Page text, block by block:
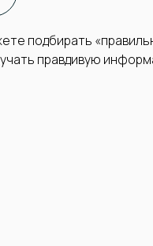
подбирать
правдивую